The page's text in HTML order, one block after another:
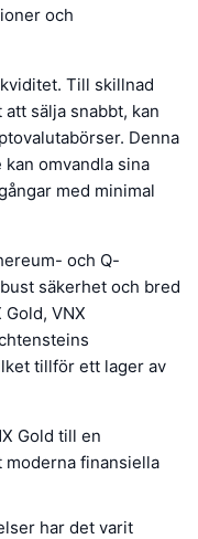
och
Till skillnad
sälja snabbt, kan
Denna
omvandla sina
med minimal
och Q-
säkerhet och bred
VNX
tillför ett lager av
Gold till en
finansiella
har det varit